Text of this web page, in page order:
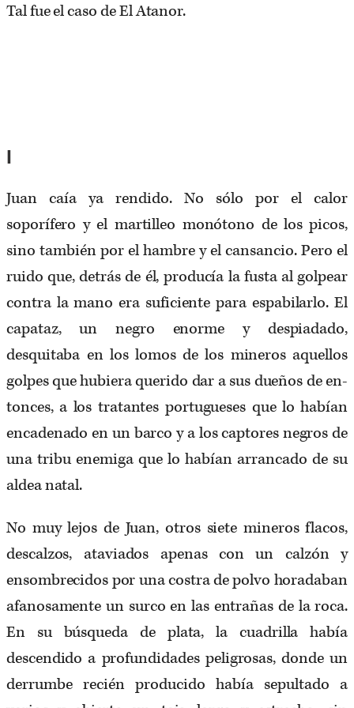
Tal fue el caso de El Atanor.
Juan caía ya rendido. No sólo por el calor
soporífero y el martilleo monótono de los picos,
sino también por el hambre y el cansancio. Pero el
ruido que, detrás de él, producía la fusta al golpear
contra la mano era suficiente para espabilarlo. El
capataz, un negro enorme y despiadado,
desquitaba en los lomos de los mineros aque­llos
golpes que hubiera querido dar a sus dueños de en­
tonces, a los tratantes portugueses que lo habían
encade­nado en un barco y a los captores negros de
una tribu enemiga que lo habían arrancado de su
aldea natal.
No muy lejos de Juan, otros siete mineros flacos,
des­calzos, ataviados apenas con un calzón y
ensombrecidos por una costra de polvo horadaban
afanosamente un surco en las entrañas de la roca.
En su búsqueda de pla­ta, la cuadrilla había
descendido a profundidades peligrosas, donde un
derrumbe recién producido había sepultado a